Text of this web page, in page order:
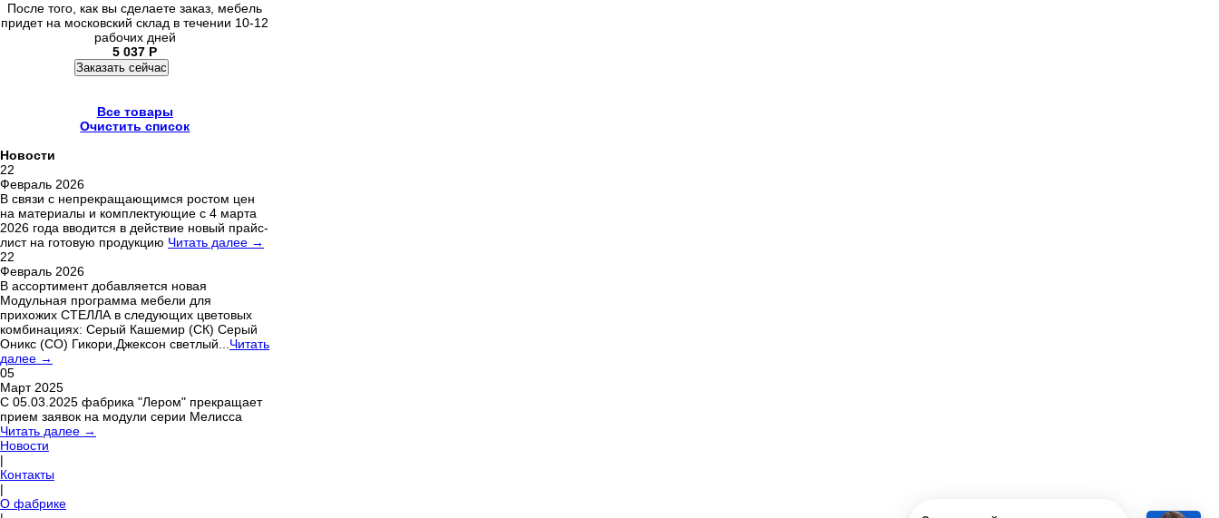
После того, как вы сделаете заказ, мебель
придет на московский склад в течении 10-12
рабочих дней
5 037 Р
Заказать сейчас
Все товары
Очистить список
Новости
22
Февраль 2026
В связи с непрекращающимся ростом цен
на материалы и комплектующие с 4 марта
2026 года вводится в действие новый прайс-
лист на готовую продукцию Читать далее →
22
Февраль 2026
В ассортимент добавляется новая
Модульная программа мебели для
прихожих СТЕЛЛА в следующих цветовых
комбинациях: Серый Кашемир (СК) Серый
Оникс (СО) Гикори,Джексон светлый... Читать
далее →
05
Март 2025
С 05.03.2025 фабрика "Лером" прекращает
прием заявок на модули серии Мелисса
Читать далее →
Новости
|
Контакты
|
О фабрике